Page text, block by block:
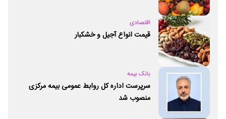
اقتصادی
قیمت انواع آجیل و خشکبار
بانک بیمه
سرپرست اداره کل روابط عمومی بیمه مرکزی
منصوب شد